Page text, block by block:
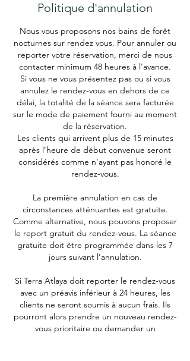
Politique d'annulation
Nous vous proposons nos bains de forêt
nocturnes sur rendez vous. Pour annuler ou
reporter votre réservation, merci de nous
contacter minimum 48 heures à l'avance.
Si vous ne vous présentez pas ou si vous
annulez le rendez-vous en dehors de ce
délai, la totalité de la séance sera facturée
sur le mode de paiement fourni au moment
de la réservation.
Les clients qui arrivent plus de 15 minutes
après l’heure de début convenue seront
considérés comme n’ayant pas honoré le
rendez-vous.
La première annulation en cas de
circonstances atténuantes est gratuite.
Comme alternative, nous pouvons proposer
le report gratuit du rendez-vous. La séance
gratuite doit être programmée dans les 7
jours suivant l’annulation.
Si Terra Atlaya doit reporter le rendez-vous
avec un préavis inférieur à 24 heures, les
clients ne seront soumis à aucun frais. Ils
pourront alors prendre un nouveau rendez-
vous prioritaire ou demander un